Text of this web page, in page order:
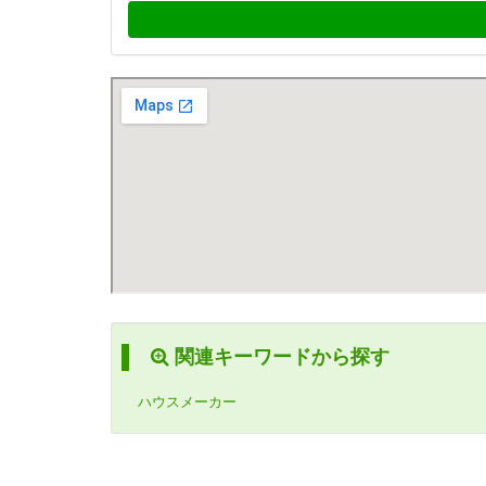
関連キーワードから探す
ハウスメーカー